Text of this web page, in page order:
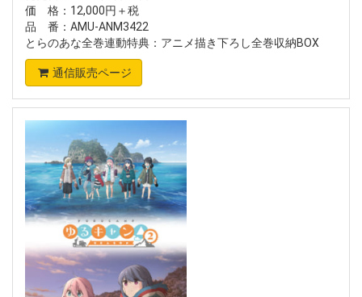
価 格：12,000円＋税
品 番：AMU-ANM3422
とらのあな全巻連動特典：アニメ描き下ろし全巻収納BOX
通信販売ページ